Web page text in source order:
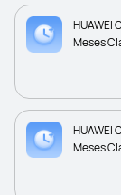
HUAWEI
Meses
HUAWEI
Meses